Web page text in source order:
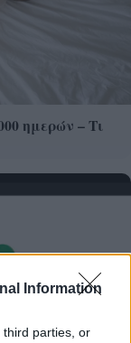
Information
third parties, or
ημερών – Τι